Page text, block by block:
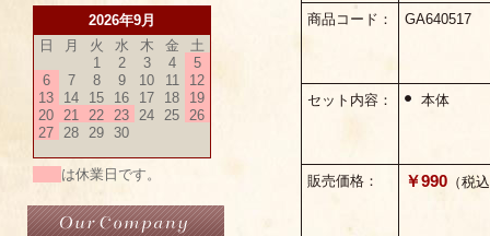
2026年9月
日
月 火 水 木 金
土
1
2 3 4
5
6
7 8 9 10 11
12
13
14 15 16 17 18
19
20
21 22 23 24 25
26
27
28 29 30
は休業日です。
商品コード： GA640517
セット内容： 本体
販売価格： ￥990 （税